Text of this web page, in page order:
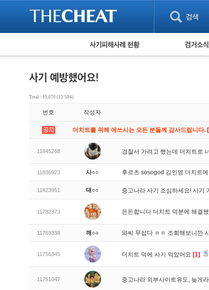
피해사례 현황
게임 · 비실물 피해사례
유해사이트 목록
비공개 피해사례
검거 소식
Total : 10,070 (12/504)
번호 작성자
더치트를 위해 애쓰시는 모든 분들께 감사드립니다.
11845268 경찰서 가려고 했는데 더치트로
11836923 사○○ 후르츠 sosogod 김인영 더치트
11823951 대○○ 중고나라 사기 조심하세요! 사기
11782373 든든합니다 더치트 덕분에 해결
11769338 깨○○ 와씨 무섭다 ㅎㅎ 조회해보니깐
11755345 더치트 덕에 사기 막았어요 [1]
11751047 중고나라 외부사이트유도, 늦게